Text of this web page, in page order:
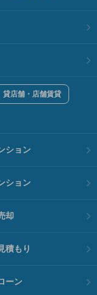
貸店舗・店舗賃貸
ション
ション
却
積もり
ーン